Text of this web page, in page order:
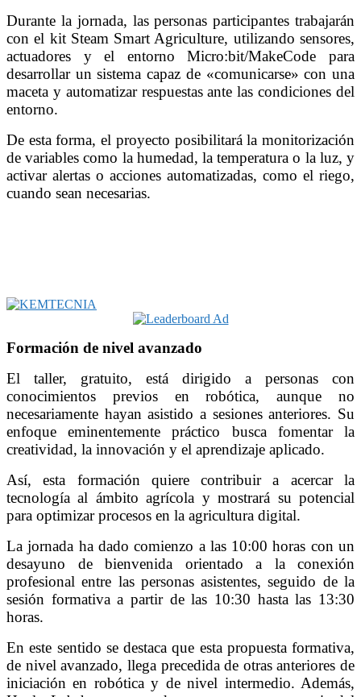
Durante la jornada, las personas participantes trabajarán
con el kit Steam Smart Agriculture, utilizando sensores,
actuadores y el entorno Micro:bit/MakeCode para
desarrollar un sistema capaz de «comunicarse» con una
maceta y automatizar respuestas ante las condiciones del
entorno.
De esta forma, el proyecto posibilitará la monitorización
de variables como la humedad, la temperatura o la luz, y
activar alertas o acciones automatizadas, como el riego,
cuando sean necesarias.
El taller, gratuito, está dirigido a personas con
conocimientos previos en robótica, aunque no
necesariamente hayan asistido a sesiones anteriores. Su
enfoque eminentemente práctico busca fomentar la
Así, esta formación quiere contribuir a acercar la
tecnología al ámbito agrícola y mostrará su potencial
La jornada ha dado comienzo a las 10:00 horas con un
desayuno de bienvenida orientado a la conexión
profesional entre las personas asistentes, seguido de la
sesión formativa a partir de las 10:30 hasta las 13:30
En este sentido se destaca que esta propuesta formativa,
de nivel avanzado, llega precedida de otras anteriores de